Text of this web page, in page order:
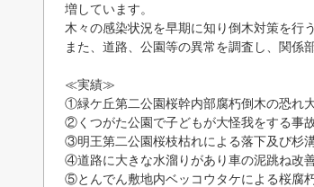
増しています。
木々の感染状況を早期に知り倒木対策を行
また、道路、公園等の異常を調査し、関係
≪実績≫
①緑ケ丘第二公園桜幹内部腐朽倒木の恐れ
②くつがた公園で子どもが大怪我をする事
③明王第二公園桜枝枯れによる落下及び杉
④道路に大きな水溜りがあり車の泥跳ね改
⑤とんでん敷地内ベッコウタケによる桜腐